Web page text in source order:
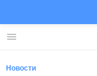
Меню
Новости